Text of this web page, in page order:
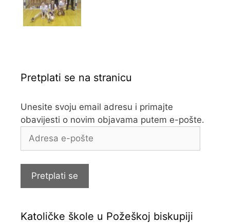
Pretplati se na stranicu
Unesite svoju email adresu i primajte
obavijesti o novim objavama putem e-pošte.
Adresa
Pretplati se
Katoličke škole u Požeškoj biskupiji